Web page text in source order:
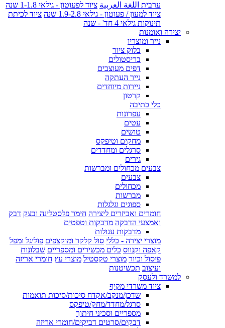
ערבית اللغة العربية ציוד לפעוטון - גילאי 1-1.8 שנה
ציוד למעון / פעוטון - גילאי 1.9-2.8 שנה
ציוד לכיתת
תינוקות גילאי 4 חד' - שנה
יצירה ואומנות
נייר ומוצריו
בלוק ציור
בריסטולים
דפים מעוצבים
נייר העתקה
ניירות מיוחדים
קרטון
כלי כתיבה
עפרונות
עטים
טושים
מחקים וטיפקס
סרגלים ומחדדים
גירים
צבעים מכחולים ומברשות
צבעים
מכחולים
מברשות
ספוגים וגלגלות
חומרים ואביזרים ליצירה חימר פלסטלינה ובצק דבק
ואמצעי הדבקה מדבקות וטפטים
מדבקות עגולות
מוצרי יצירה - כללי סול קלקר ומוקצפים פוליגל ומפל
קאפה וקנווס כלים מכשירים ומספריים שבלונות
פיסול וכיור מוצרי טקסטיל מוצרי עץ חומרי אריזה
ועיצוב תכשיטנות
למשרד ולעסק
ציוד משרדי מקיף
שדכן/מנקב/אקדח סיכות/סיכות תואמות
סרגל/מחדד/מחק/טיפקס
מספריים וסכיני חיתוך
דבקים/סרטים דביקים/חומרי אריזה